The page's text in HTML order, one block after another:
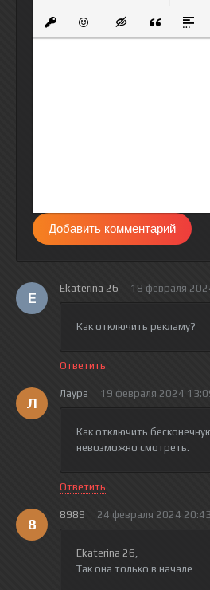
Вставить защищенную ссылку
Вставить смайлик
Вставка скрытого
Вставка
Добавить комментарий
E
Ekaterina 26 18 февраля
Как отключить рекламу?
Ответить
Л
Лаура 19 февраля 2024
Как отключить
невозможно смотреть.
Ответить
8
8989 24 февраля 2024 20:43
Ekaterina 26,
Так она только в начале